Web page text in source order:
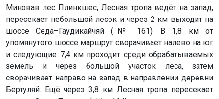
Миновав лес Плинкшес, Лесная тропа ведёт на запад,
пересекает небольшой лесок и через 2 км выходит на
шоссе Седа–Гаудикайчяй (№ 161). В 1,8 км от
упомянутого шоссе маршрут сворачивает налево на юг
и следующие 7,4 км проходит среди обрабатываемых
земель и через большой участок леса, затем
сворачивает направо на запад в направлении деревни
Бертуляй. Ещё через 3,8 км Лесная тропа пересекает